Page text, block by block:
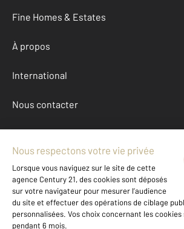
Fine Homes & Estates
À propos
International
Nous contacter
Mentions légales & CGU et
Données personnelles
Gestionnaire des cookies